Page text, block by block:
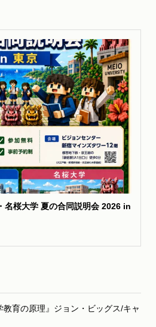
名桜大学 夏の合同説明会 2026 in
教育の原理』ジョン・ビッグス/キャ